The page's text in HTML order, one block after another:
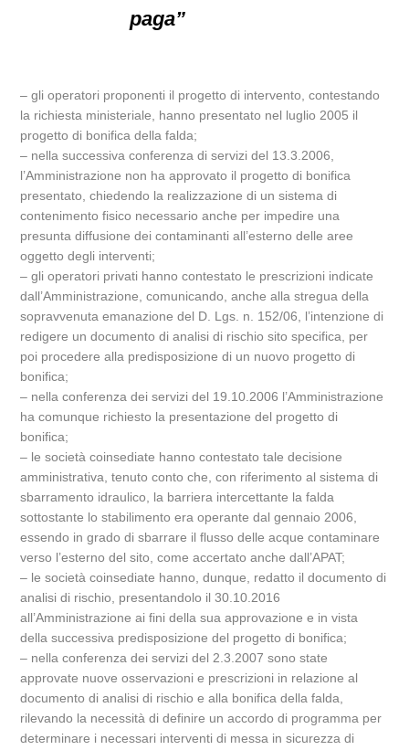
paga”
– gli operatori proponenti il progetto di intervento, contestando
la richiesta ministeriale, hanno presentato nel luglio 2005 il
progetto di bonifica della falda;
– nella successiva conferenza di servizi del 13.3.2006,
l’Amministrazione non ha approvato il progetto di bonifica
presentato, chiedendo la realizzazione di un sistema di
contenimento fisico necessario anche per impedire una
presunta diffusione dei contaminanti all’esterno delle aree
oggetto degli interventi;
– gli operatori privati hanno contestato le prescrizioni indicate
dall’Amministrazione, comunicando, anche alla stregua della
sopravvenuta emanazione del D. Lgs. n. 152/06, l’intenzione di
redigere un documento di analisi di rischio sito specifica, per
poi procedere alla predisposizione di un nuovo progetto di
bonifica;
– nella conferenza dei servizi del 19.10.2006 l’Amministrazione
ha comunque richiesto la presentazione del progetto di
bonifica;
– le società coinsediate hanno contestato tale decisione
amministrativa, tenuto conto che, con riferimento al sistema di
sbarramento idraulico, la barriera intercettante la falda
sottostante lo stabilimento era operante dal gennaio 2006,
essendo in grado di sbarrare il flusso delle acque contaminare
verso l’esterno del sito, come accertato anche dall’APAT;
– le società coinsediate hanno, dunque, redatto il documento di
analisi di rischio, presentandolo il 30.10.2016
all’Amministrazione ai fini della sua approvazione e in vista
della successiva predisposizione del progetto di bonifica;
– nella conferenza dei servizi del 2.3.2007 sono state
approvate nuove osservazioni e prescrizioni in relazione al
documento di analisi di rischio e alla bonifica della falda,
rilevando la necessità di definire un accordo di programma per
determinare i necessari interventi di messa in sicurezza di